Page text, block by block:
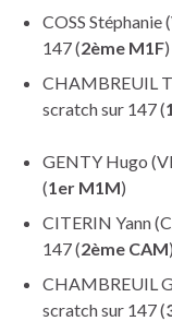
COSS Stéphanie
147 (2ème M1F)
CHAMBREUIL
scratch sur 147 (
GENTY Hugo
(1er M1M)
CITERIN Yann
147 (2ème CAM)
CHAMBREUIL
scratch sur 147 (